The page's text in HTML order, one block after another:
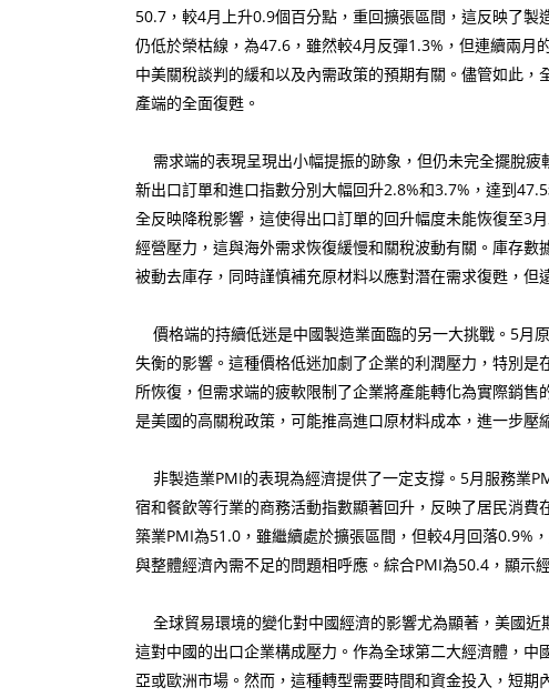
50.7，較4月上升0.9個百分點，重回擴張區間，這反映了
仍低於榮枯線，為47.6，雖然較4月反彈1.3%，但連續兩
中美關稅談判的緩和以及內需政策的預期有關。儘管如此
產端的全面復甦。
需求端的表現呈現出小幅提振的跡象，但仍未完全擺脫疲
新出口訂單和進口指數分別大幅回升2.8%和3.7%，達到
全反映降稅影響，這使得出口訂單的回升幅度未能恢復至3
經營壓力，這與海外需求恢復緩慢和關稅波動有關。庫存
被動去庫存，同時謹慎補充原材料以應對潛在需求復甦，但
價格端的持續低迷是中國製造業面臨的另一大挑戰。5月
失衡的影響。這種價格低迷加劇了企業的利潤壓力，特別
所恢復，但需求端的疲軟限制了企業將產能轉化為實際銷
是美國的高關稅政策，可能推高進口原材料成本，進一步壓
非製造業PMI的表現為經濟提供了一定支撐。5月服務業
宿和餐飲等行業的商務活動指數顯著回升，反映了居民消
築業PMI為51.0，雖繼續處於擴張區間，但較4月回落0.9%
與整體經濟內需不足的問題相呼應。綜合PMI為50.4，顯示
全球貿易環境的變化對中國經濟的影響尤為顯著，美國近
這對中國的出口企業構成壓力。作為全球第二大經濟體，
亞或歐洲市場。然而，這種轉型需要時間和資金投入，短